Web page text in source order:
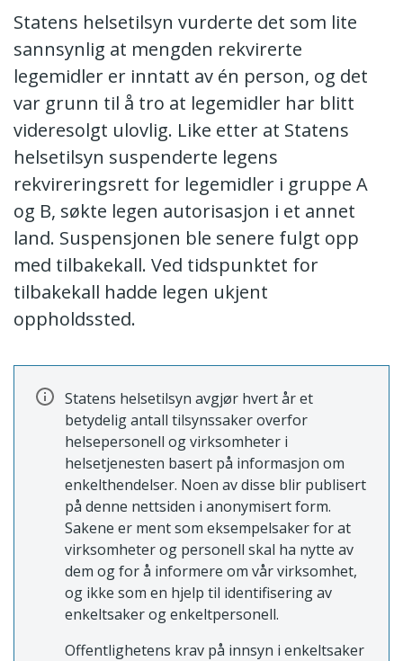
Statens helsetilsyn vurderte det som lite
sannsynlig at mengden rekvirerte
legemidler er inntatt av én person, og det
var grunn til å tro at legemidler har blitt
videresolgt ulovlig. Like etter at Statens
helsetilsyn suspenderte legens
rekvireringsrett for legemidler i gruppe A
og B, søkte legen autorisasjon i et annet
land. Suspensjonen ble senere fulgt opp
med tilbakekall. Ved tidspunktet for
tilbakekall hadde legen ukjent
oppholdssted.
Statens helsetilsyn avgjør hvert år et
betydelig antall tilsynssaker overfor
helsepersonell og virksomheter i
helsetjenesten basert på informasjon om
enkelthendelser. Noen av disse blir publisert
på denne nettsiden i anonymisert form.
Sakene er ment som eksempelsaker for at
virksomheter og personell skal ha nytte av
dem og for å informere om vår virksomhet,
og ikke som en hjelp til identifisering av
enkeltsaker og enkeltpersonell.
Offentlighetens krav på innsyn i enkeltsaker